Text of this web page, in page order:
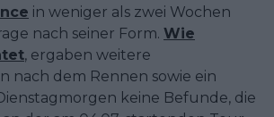
in weniger als zwei Wochen
nach seiner Form. Wie
, ergaben weitere
nach dem Rennen sowie ein
keine Befunde, die